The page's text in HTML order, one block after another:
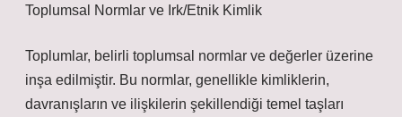
Toplumsal Normlar ve Irk/Etnik Kimlik
Toplumlar, belirli toplumsal normlar ve değerler üzerine
inşa edilmiştir. Bu normlar, genellikle kimliklerin,
davranışların ve ilişkilerin şekillendiği temel taşları